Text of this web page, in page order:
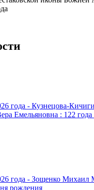
года - Кузнецова-
Емельяновна : 122 года
года - Зощенко Михаил
рождения